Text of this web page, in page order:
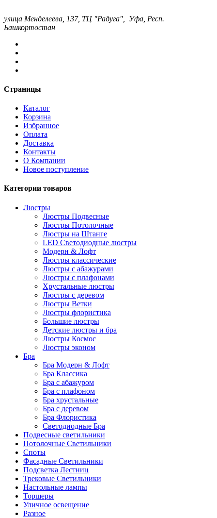
улица Менделеева, 137, ТЦ "Радуга", Уфа, Респ.
Башкортостан
Страницы
Каталог
Корзина
Избранное
Оплата
Доставка
Контакты
О Компании
Новое поступление
Категории товаров
Люстры
Люстры Подвесные
Люстры Потолочные
Люстры на Штанге
LED Светодиодные люстры
Модерн & Лофт
Люстры классические
Люстры с абажурами
Люстры с плафонами
Хрустальные люстры
Люстры с деревом
Люстры Ветки
Люстры флористика
Большие люстры
Детские люстры и бра
Люстры Космос
Люстры эконом
Бра
Бра Модерн & Лофт
Бра Классика
Бра с абажуром
Бра с плафоном
Бра хрустальные
Бра с деревом
Бра Флористика
Светодиодные Бра
Подвесные светильники
Потолочные Светильники
Споты
Фасадные Светильники
Подсветка Лестниц
Трековые Светильники
Настольные лампы
Торшеры
Уличное освещение
Разное